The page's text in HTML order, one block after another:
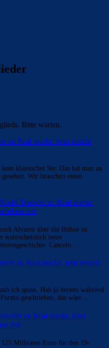
Bitte warten.
zu Real stockt: Jetzt mischt
klassischer 9er. Das hat man an
Wir brauchen einen
Rodri-Transfer zu Real stockt:
mit
Alvarez über die Bühne zu
wahrscheinlich beste
Cancelo…
zu Real stockt: Jetzt mischt
ich spinn. Hab ja bereits während
geschrieben, das wäre…
zu Real stockt: Jetzt
mit
125 Millionen Euro für den 19-